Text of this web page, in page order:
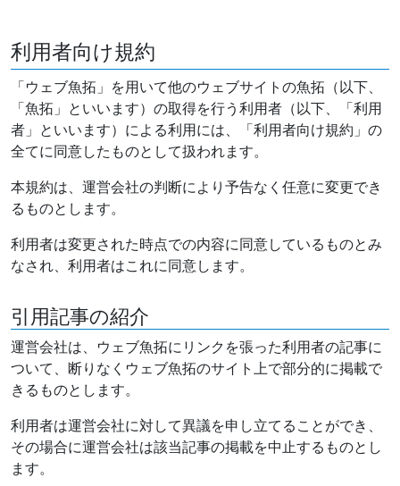
利用者向け規約
「ウェブ魚拓」を用いて他のウェブサイトの魚拓（以下、
「魚拓」といいます）の取得を行う利用者（以下、「利用
者」といいます）による利用には、「利用者向け規約」の
全てに同意したものとして扱われます。
本規約は、運営会社の判断により予告なく任意に変更でき
るものとします。
利用者は変更された時点での内容に同意しているものとみ
なされ、利用者はこれに同意します。
引用記事の紹介
運営会社は、ウェブ魚拓にリンクを張った利用者の記事に
ついて、断りなくウェブ魚拓のサイト上で部分的に掲載で
きるものとします。
利用者は運営会社に対して異議を申し立てることができ、
その場合に運営会社は該当記事の掲載を中止するものとし
ます。